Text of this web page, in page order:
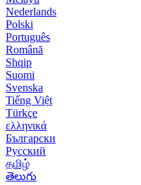
Nederlands
Polski
Português
Română
Shqip
Suomi
Svenska
Tiếng Việt
Türkçe
ελληνικά
Български
Русский
தமிழ்
తెలుగు